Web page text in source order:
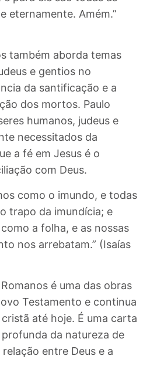
eternamente. Amém.”
também aborda temas
e gentios no
da santificação e a
dos mortos. Paulo
humanos, judeus e
necessitados da
a fé em Jesus é o
com Deus.
como o imundo, e todas
trapo da imundícia; e
a folha, e as nossas
nos arrebatam.” (Isaías
é uma das obras
Testamento e continua
até hoje. É uma carta
da natureza de
entre Deus e a